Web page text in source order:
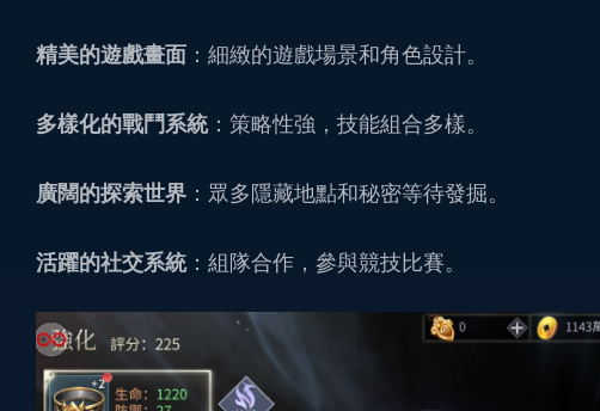
精美的遊戲畫面 ：細緻的遊戲場景和角色設計。
多樣化的戰鬥系統：策略性強，技能組合多樣。
廣闊的探索世界 ：眾多隱藏地點和秘密等待發掘。
活躍的社交系統：組隊合作，參與競技比賽。